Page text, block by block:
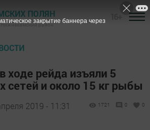
ПОЛЯН
Нижнекамский район
ходе рейда изъяли 5
сетей и около 15 кг рыбы
2019 - 11:31 1721 0 0
закрытие баннера через